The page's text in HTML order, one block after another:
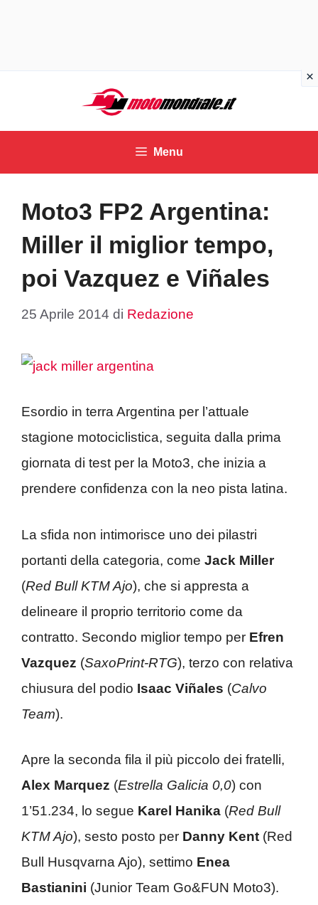
contenuto
Menu
Moto3 FP2 Argentina:
Miller il miglior tempo,
poi Vazquez e Viñales
25 Aprile 2014 di Redazione
Esordio in terra Argentina per l’attuale
stagione motociclistica, seguita dalla prima
giornata di test per la Moto3, che inizia a
prendere confidenza con la neo pista latina.
La sfida non intimorisce uno dei pilastri
portanti della categoria, come Jack Miller
(Red Bull KTM Ajo), che si appresta a
delineare il proprio territorio come da
contratto. Secondo miglior tempo per Efren
Vazquez (SaxoPrint-RTG), terzo con relativa
chiusura del podio Isaac Viñales (Calvo
Team).
Apre la seconda fila il più piccolo dei fratelli,
Alex Marquez (Estrella Galicia 0,0) con
1’51.234, lo segue Karel Hanika (Red Bull
KTM Ajo), sesto posto per Danny Kent (Red
Bull Husqvarna Ajo), settimo Enea
Bastianini (Junior Team Go&FUN Moto3).